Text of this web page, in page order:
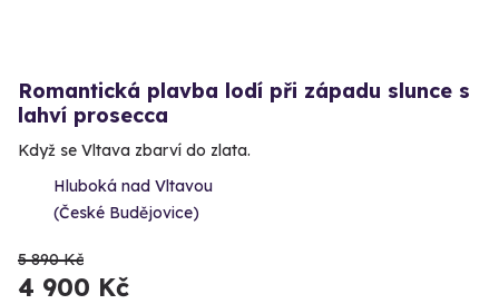
Romantická plavba lodí při západu slunce s
lahví prosecca
Když se Vltava zbarví do zlata.
Hluboká nad Vltavou
(České Budějovice)
5 890 Kč
4 900 Kč